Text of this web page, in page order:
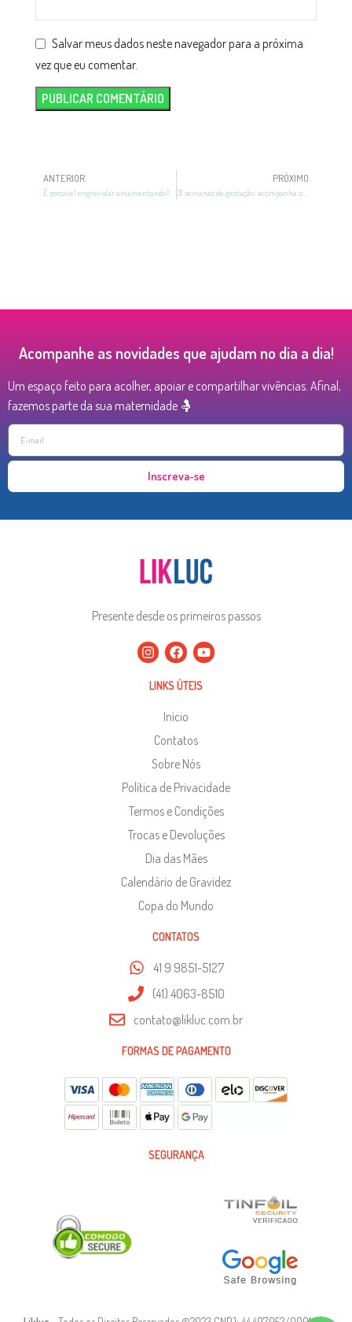
Salvar meus dados neste navegador para a próxima
vez que eu comentar.
ANTERIOR PRÓXIMO
Acompanhe as novidades que ajudam no dia a dia!
Um espaço feito para acolher, apoiar e compartilhar vivências. Afinal,
fazemos parte da sua maternidade 🤱
Inscreva-se
Presente desde os primeiros passos
LINKS ÚTEIS
Início
Contatos
Sobre Nós
Política de Privacidade
Termos e Condições
Trocas e Devoluções
Dia das Mães
Calendário de Gravidez
Copa do Mundo
CONTATOS
41 9 9851-5127
(41) 4063-8510
contato@likluc.com.br
FORMAS DE PAGAMENTO
SEGURANÇA